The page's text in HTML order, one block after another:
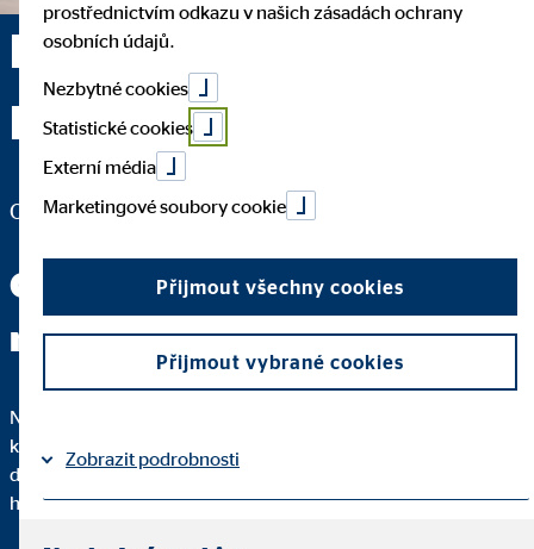
Leopold Nováček —
Brno
Oblastní kancelář pro OVB Allfinanz, a.s.
Odbornou čínštinu ode mě
neuslyšíte.
Nejdůležitější na dobrém poradenství je to, že rozumíte
každému kroku. Proto vám podrobně vysvětlím, proč
doporučuji určité finanční řešení a do jaké míry se toto řešení
hodí právě pro vás a vaše individuální potřeby.
prostřednictvím odkazu v našich zásadách ochrany
osobních údajů.
Nezbytné cookies
Statistické cookies
Externí média
Marketingové soubory cookie
Přijmout všechny cookies
Přijmout vybrané cookies
Zobrazit podrobnosti